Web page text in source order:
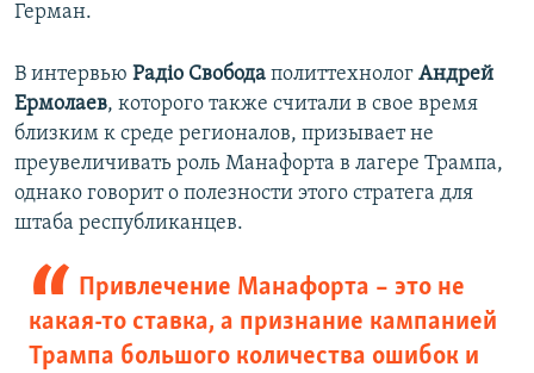
Герман.
В интервью Радіо Свобода политтехнолог Андрей
Ермолаев, которого также считали в свое время
близким к среде регионалов, призывает не
преувеличивать роль Манафорта в лагере Трампа,
однако говорит о полезности этого стратега для
штаба республиканцев.
Привлечение Манафорта – это не
какая-то ставка, а признание кампанией
Трампа большого количества ошибок и